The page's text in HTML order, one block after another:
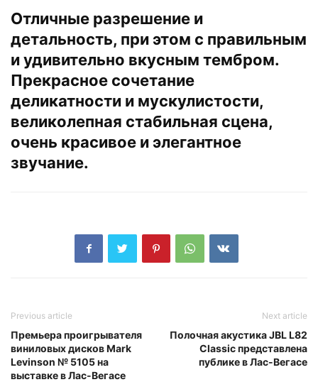
Отличные разрешение и
детальность, при этом с правильным
и удивительно вкусным тембром.
Прекрасное сочетание
деликатности и мускулистости,
великолепная стабильная сцена,
очень красивое и элегантное
звучание.
Previous article
Премьера проигрывателя
виниловых дисков Mark
Levinson № 5105 на
выставке в Лас-Вегасе
Next article
Полочная акустика JBL L82
Classic представлена
публике в Лас-Вегасе